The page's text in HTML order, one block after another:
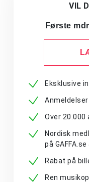
VIL
Første
Eksklusive
Over
Nordisk
på GAFFA.se
Rabat på
Ren